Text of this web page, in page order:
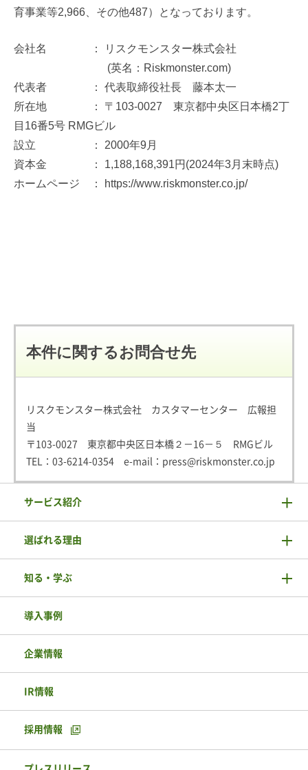
育事業等2,966、その他487）となっております。
会社名 ： リスクモンスター株式会社
(英名：Riskmonster.com)
代表者 ： 代表取締役社長 藤本太一
所在地 ： 〒103-0027 東京都中央区日本橋2丁
目16番5号 RMGビル
設立 ： 2000年9月
資本金 ： 1,188,168,391円(2024年3月末時点)
ホームページ ： https://www.riskmonster.co.jp/
本件に関するお問合せ先
リスクモンスター株式会社 カスタマーセンター 広報担
当
〒103-0027 東京都中央区日本橋２－16－５ RMGビル
TEL： 03-6214-0354 e-mail： press@riskmonster.co.jp
サービス紹介
選ばれる理由
知る・学ぶ
導入事例
企業情報
IR情報
採用情報